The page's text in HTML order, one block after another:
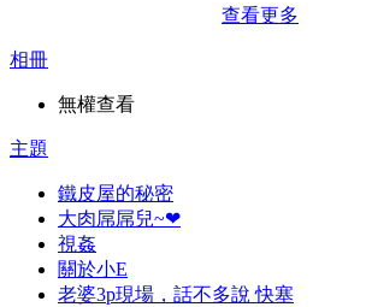
查看更多
相冊
無權查看
主題
鐵皮屋的秘密
大肉屌屌兒~❤
視姦
關於小E
老婆3p現場，話不多說 快塞